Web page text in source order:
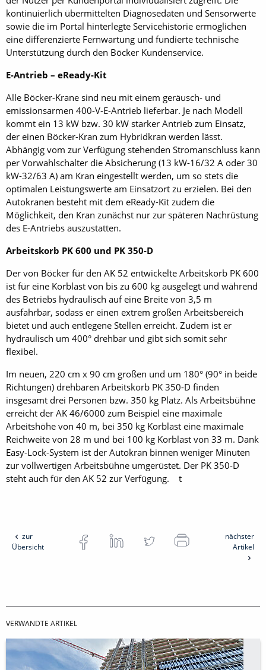
kontinuierlich übermittelten Diagnosedaten und Sensorwerte
sowie die im Portal hinterlegte Servicehistorie ermöglichen
eine differenzierte Fernwartung und fundierte technische
Unterstützung durch den Böcker Kundenservice.
E-Antrieb – eReady-Kit
Alle Böcker-Krane sind neu mit einem geräusch- und
emissionsarmen 400-V-E-Antrieb lieferbar. Je nach Modell
kommt ein 13 kW bzw. 30 kW starker Antrieb zum Einsatz,
der einen Böcker-Kran zum Hybridkran werden lässt.
Abhängig vom zur Verfügung stehenden Stromanschluss kann
per Vorwahlschalter die Absicherung (13 kW-16/32 A oder 30
kW-32/63 A) am Kran eingestellt werden, um so stets die
optimalen Leistungswerte am Einsatzort zu erzielen. Bei den
Autokranen besteht mit dem eReady-Kit zudem die
Möglichkeit, den Kran zunächst nur zur späteren Nachrüstung
des E-Antriebs auszustatten.
Arbeitskorb PK 600 und PK 350-D
Der von Böcker für den AK 52 entwickelte Arbeitskorb PK 600
ist für eine Korblast von bis zu 600 kg ausgelegt und während
des Betriebs hydraulisch auf eine Breite von 3,5 m
ausfahrbar, sodass er einen extrem großen Arbeitsbereich
bietet und auch entlegene Stellen erreicht. Zudem ist er
hydraulisch um 400° drehbar und gibt sich somit sehr
flexibel.
Im neuen, 220 cm x 90 cm großen und um 180° (90° in beide
Richtungen) drehbaren Arbeitskorb PK 350-D finden
insgesamt drei Personen bzw. 350 kg Platz. Als Arbeitsbühne
erreicht der AK 46/6000 zum Beispiel eine maximale
Arbeitshöhe von 40 m, bei 350 kg Korblast eine maximale
Reichweite von 28 m und bei 100 kg Korblast von 33 m. Dank
Easy-Lock-System ist der Autokran binnen weniger Minuten
zur vollwertigen Arbeitsbühne umgerüstet. Der PK 350-D
steht auch für den AK 52 zur Verfügung. t
zur
Übersicht
nächster
Artikel
VERWANDTE ARTIKEL